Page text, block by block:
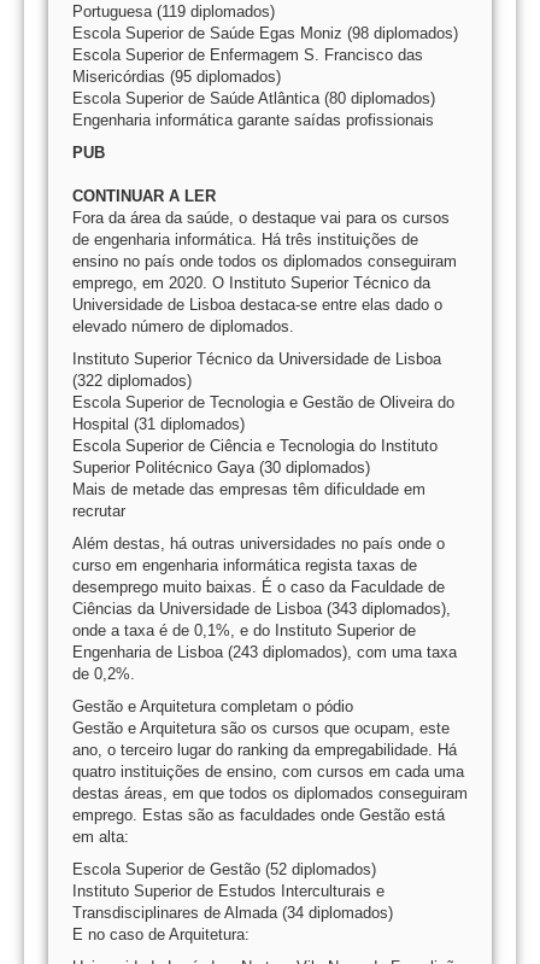
Portuguesa (119 diplomados)
Escola Superior de Saúde Egas Moniz (98 diplomados)
Escola Superior de Enfermagem S. Francisco das
Misericórdias (95 diplomados)
Escola Superior de Saúde Atlântica (80 diplomados)
Engenharia informática garante saídas profissionais
PUB
CONTINUAR A LER
Fora da área da saúde, o destaque vai para os cursos
de engenharia informática. Há três instituições de
ensino no país onde todos os diplomados conseguiram
emprego, em 2020. O Instituto Superior Técnico da
Universidade de Lisboa destaca-se entre elas dado o
elevado número de diplomados.
Instituto Superior Técnico da Universidade de Lisboa
(322 diplomados)
Escola Superior de Tecnologia e Gestão de Oliveira do
Hospital (31 diplomados)
Escola Superior de Ciência e Tecnologia do Instituto
Superior Politécnico Gaya (30 diplomados)
Mais de metade das empresas têm dificuldade em
recrutar
Além destas, há outras universidades no país onde o
curso em engenharia informática regista taxas de
desemprego muito baixas. É o caso da Faculdade de
Ciências da Universidade de Lisboa (343 diplomados),
onde a taxa é de 0,1%, e do Instituto Superior de
Engenharia de Lisboa (243 diplomados), com uma taxa
de 0,2%.
Gestão e Arquitetura completam o pódio
Gestão e Arquitetura são os cursos que ocupam, este
ano, o terceiro lugar do ranking da empregabilidade. Há
quatro instituições de ensino, com cursos em cada uma
destas áreas, em que todos os diplomados conseguiram
emprego. Estas são as faculdades onde Gestão está
em alta:
Escola Superior de Gestão (52 diplomados)
Instituto Superior de Estudos Interculturais e
Transdisciplinares de Almada (34 diplomados)
E no caso de Arquitetura: